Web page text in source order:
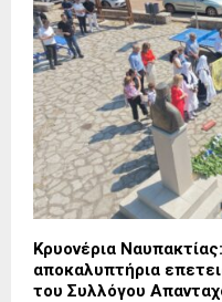
Κρυονέρια
αποκαλυπτήρια
του Συλλόγου